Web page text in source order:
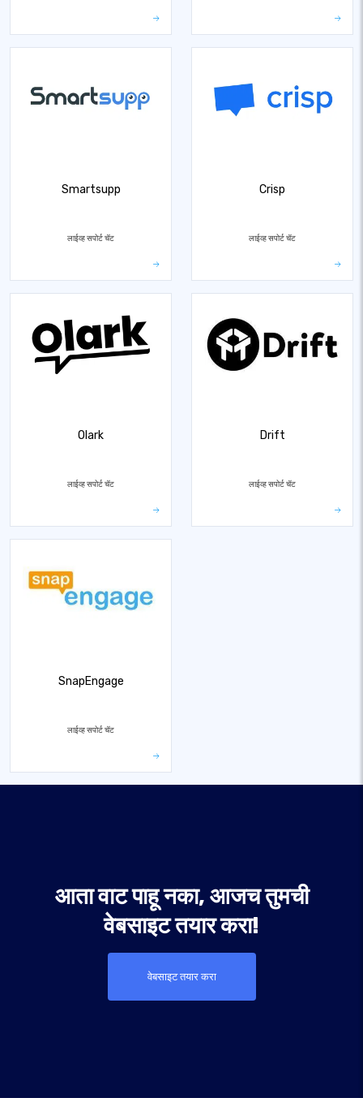
Smartsupp
लाईव्ह सपोर्ट चॅट
Crisp
लाईव्ह सपोर्ट चॅट
Olark
लाईव्ह सपोर्ट चॅट
Drift
लाईव्ह सपोर्ट चॅट
SnapEngage
लाईव्ह सपोर्ट चॅट
आता वाट पाहू नका, आजच तुमची
वेबसाइट तयार करा!
वेबसाइट तयार करा